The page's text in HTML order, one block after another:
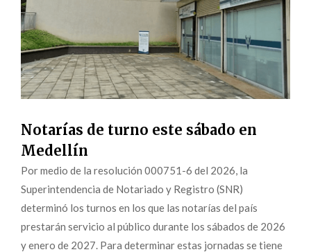
Notarías de turno este sábado en
Medellín
Por medio de la resolución 000751-6 del 2026, la
Superintendencia de Notariado y Registro (SNR)
determinó los turnos en los que las notarías del país
prestarán servicio al público durante los sábados de 2026
y enero de 2027. Para determinar estas jornadas se tiene